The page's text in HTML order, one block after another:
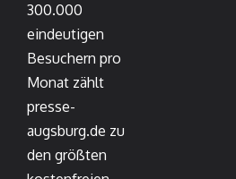
300.000
eindeutigen
Besuchern pro
Monat zählt
presse-
augsburg.de zu
den größten